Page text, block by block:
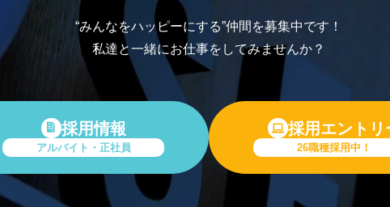
“みんなをハッピーにする”仲間を募集中です！
私達と一緒にお仕事をしてみませんか？
採用情報
アルバイト・正社員
採用エントリ
26職種採用中！